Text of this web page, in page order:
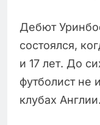
Дебют
состоялся,
и 17 лет. До
футболист не
клубах Англии.